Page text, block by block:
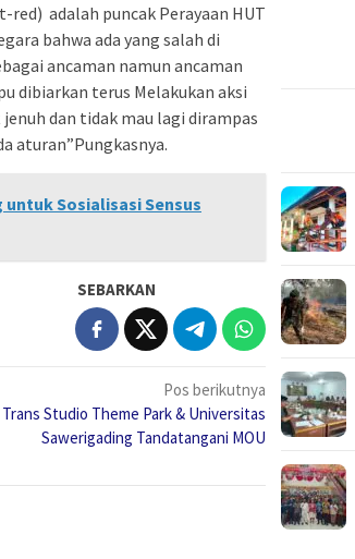
adalah puncak Perayaan HUT
bahwa ada yang salah di
ancaman namun ancaman
dibiarkan terus Melakukan aksi
dan tidak mau lagi dirampas
aturan”Pungkasnya.
untuk Sosialisasi Sensus
SEBARKAN
Pos berikutnya
Trans Studio Theme Park & Universitas
Sawerigading Tandatangani MOU